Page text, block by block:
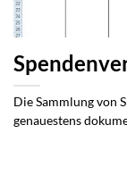
Die Sammlung von
genauestens